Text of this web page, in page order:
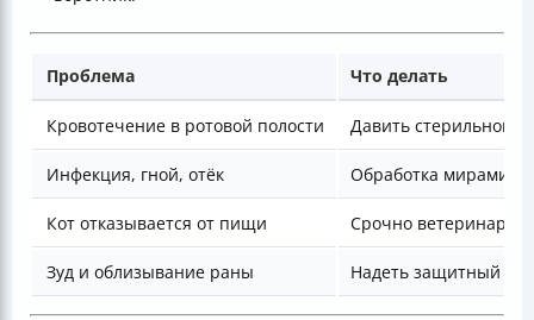
Проблема Что делать
Кровотечение в ротовой полости Давить стерильной
Инфекция, гной, отёк Обработка
Кот отказывается от пищи Срочно
Зуд и облизывание раны Надеть защитный